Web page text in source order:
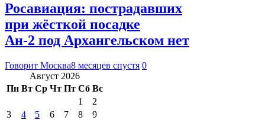
Росавиация: пострадавших
при жёсткой посадке
Ан-2 под Архангельском нет
Говорит Москва8 месяцев спустя 0
Август 2026
Пн Вт Ср Чт Пт Сб Вс
1
2
3
4 5 6 7 8
9